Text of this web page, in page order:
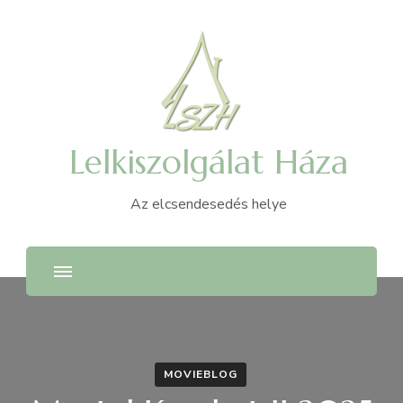
Lelkiszolgálat Háza
Az elcsendesedés helye
MOVIEBLOG